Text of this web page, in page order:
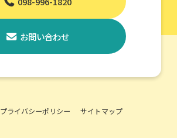
お問い合わせ
プライバシーポリシー サイトマップ